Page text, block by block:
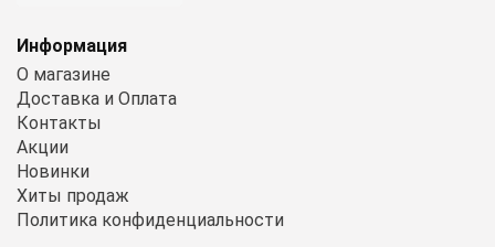
Информация
О магазине
Доставка и Оплата
Контакты
Акции
Новинки
Хиты продаж
Политика конфиденциальности